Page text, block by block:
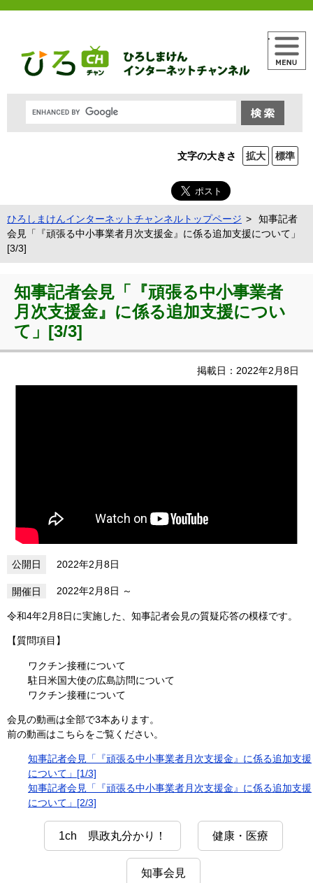
文字の大きさ 拡大 標準
メニュー
ひろしまけんインターネットチャンネルトップページ
知事記者
会見「『頑張る中小事業者月次支援金』に係る追加支援について」
[3/3]
知事記者会見「『頑張る中小事業者
月次支援金』に係る追加支援につい
て」[3/3]
掲載日：2022年2月8日
2022年2月8日
2022年2月8日
令和4年2月8日に実施した、知事記者会見の質疑応答の模様です。
【質問項目】
ワクチン接種について
駐日米国大使の広島訪問について
ワクチン接種について
会見の動画は全部で3本あります。
前の動画はこちらをご覧ください。
知事記者会見「『頑張る中小事業者月次支援金』に係る追加支援
について」[1/3]
知事記者会見「『頑張る中小事業者月次支援金』に係る追加支援
について」[2/3]
1ch 県政丸分かり！ 健康・医療
知事会見